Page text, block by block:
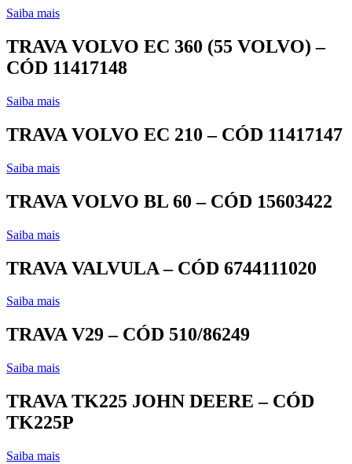
Saiba mais
TRAVA VOLVO EC 360 (55 VOLVO) –
CÓD 11417148
Saiba mais
TRAVA VOLVO EC 210 – CÓD 11417147
Saiba mais
TRAVA VOLVO BL 60 – CÓD 15603422
Saiba mais
TRAVA VALVULA – CÓD 6744111020
Saiba mais
TRAVA V29 – CÓD 510/86249
Saiba mais
TRAVA TK225 JOHN DEERE – CÓD
TK225P
Saiba mais